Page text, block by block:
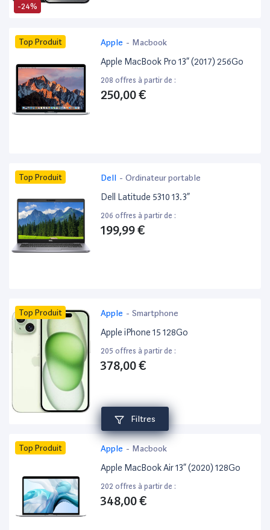
Filtres
-24%
Top Produit Apple - Macbook
Apple MacBook Pro 13” (2017) 256Go
208 offres à partir de :
250,00 €
Top Produit Dell - Ordinateur portable
Dell Latitude 5310 13.3”
206 offres à partir de :
199,99 €
Top Produit Apple - Smartphone
Apple iPhone 15 128Go
205 offres à partir de :
378,00 €
Top Produit Apple - Macbook
Apple MacBook Air 13” (2020) 128Go
202 offres à partir de :
348,00 €